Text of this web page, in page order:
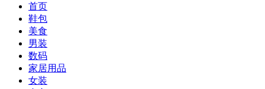
首页
鞋包
美食
男装
数码
家居用品
女装